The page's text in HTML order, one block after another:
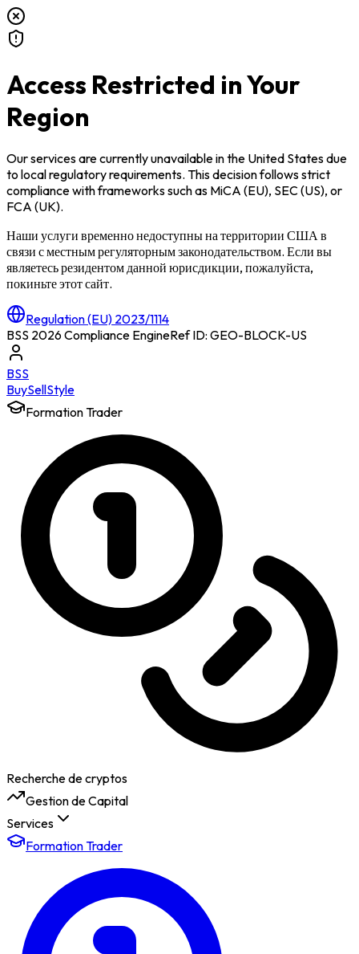
Access Restricted in Your
Region
Our services are currently unavailable inthe United Statesdue
to local regulatory requirements. This decision follows strict
compliance with frameworks such as MiCA (EU), SEC (US), or
FCA (UK).
Наши услуги временно недоступны на территории США в
связи с местным регуляторным законодательством. Если вы
являетесь резидентом данной юрисдикции, пожалуйста,
покиньте этот сайт.
Regulation (EU) 2023/1114
BSS 2026 Compliance EngineRef ID: GEO-BLOCK-US
BSS
BuySellStyle
Formation Trader
Recherche de cryptos
Gestion de Capital
Services
Formation Trader